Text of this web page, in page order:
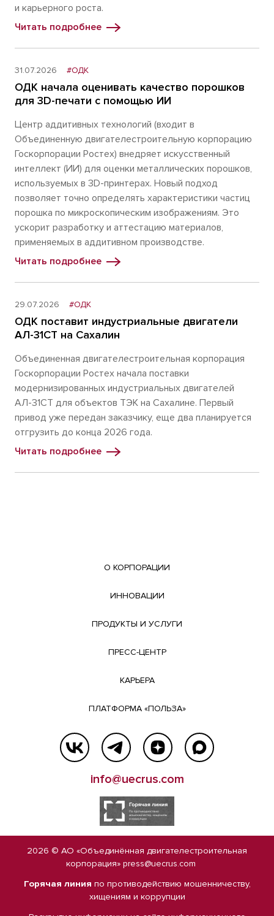
и карьерного роста.
Читать подробнее
31.07.2026 #ОДК
ОДК начала оценивать качество порошков
для 3D-печати с помощью ИИ
Центр аддитивных технологий (входит в
Объединенную двигателестроительную корпорацию
Госкорпорации Ростех) внедряет искусственный
интеллект (ИИ) для оценки металлических порошков,
используемых в 3D-принтерах. Новый подход
позволяет точно определять характеристики частиц
порошка по микроскопическим изображениям. Это
ускорит разработку и аттестацию материалов,
применяемых в аддитивном производстве.
Читать подробнее
29.07.2026 #ОДК
ОДК поставит индустриальные двигатели
АЛ-31СТ на Сахалин
Объединенная двигателестроительная корпорация
Госкорпорации Ростех начала поставки
модернизированных индустриальных двигателей
АЛ-31СТ для объектов ТЭК на Сахалине. Первый
привод уже передан заказчику, еще два планируется
отгрузить до конца 2026 года.
Читать подробнее
О КОРПОРАЦИИ
ИННОВАЦИИ
ПРОДУКТЫ И УСЛУГИ
ПРЕСС-ЦЕНТР
КАРЬЕРА
ПЛАТФОРМА «ПОЛЬЗА»
info@uecrus.com
2026 © АО «Объединённая двигателестроительная
корпорация» press@uecrus.com
Горячая линия по противодействию мошенничеству,
хищениям и коррупции